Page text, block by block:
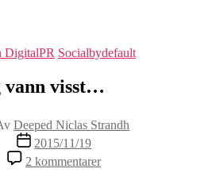
Kategorier
DigitalPR Socialbydefault
vann visst…
Deeped Niclas Strandh
Inläggsdatum
2015/11/19
2 kommentarertill
Jag